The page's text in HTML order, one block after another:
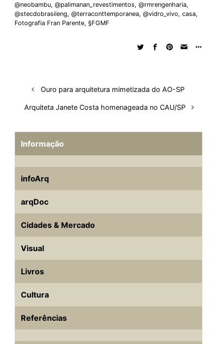
@neobambu, @palimanan_revestimentos, @rmrengenharia,
@stecdobrasileng, @terraconttemporanea, @vidro_vivo, casa,
Fotografia Fran Parente, §FGMF
Ouro para arquitetura mimetizada do AO-SP
Arquiteta Janete Costa homenageada no CAU/SP
Informação
infoArq
arqDoc
Cidades & Mercado
Visual
Livros
Cultura
Referências